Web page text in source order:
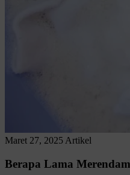
Maret 27, 2025 Artikel
Berapa Lama